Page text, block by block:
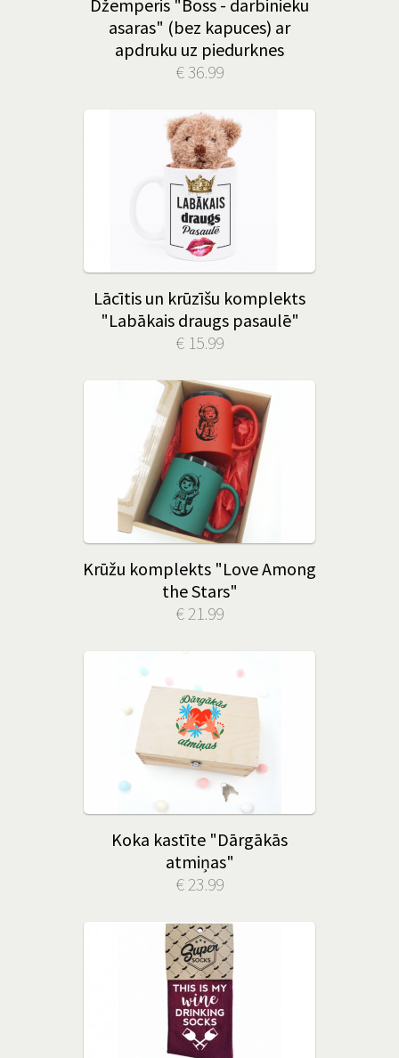
Džemperis "Boss - darbinieku
asaras" (bez kapuces) ar
apdruku uz piedurknes
€ 36.99
Lācītis un krūzīšu komplekts
"Labākais draugs pasaulē"
€ 15.99
Krūžu komplekts "Love Among
the Stars"
€ 21.99
Koka kastīte "Dārgākās
atmiņas"
€ 23.99